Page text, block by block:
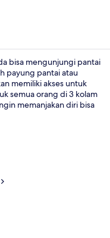
bisa mengunjungi pantai
payung pantai atau
memiliki akses untuk
semua orang di 3 kolam
memanjakan diri bisa
yang menawarkan
makan siang, serta
tepi kolam renang, dan
lain di hotel mewah ini. .